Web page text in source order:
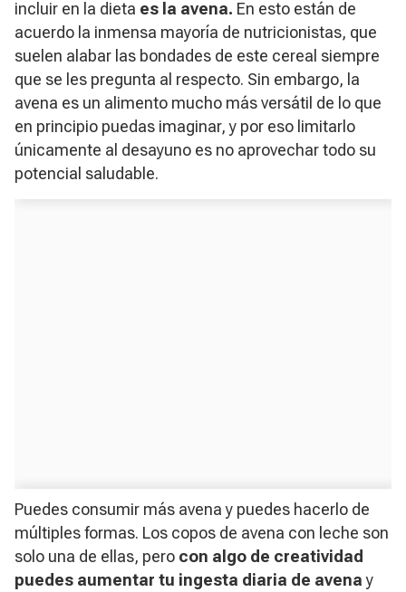
incluir en la dieta es la avena. En esto están de
acuerdo la inmensa mayoría de nutricionistas, que
suelen alabar las bondades de este cereal siempre
que se les pregunta al respecto. Sin embargo, la
avena es un alimento mucho más versátil de lo que
en principio puedas imaginar, y por eso limitarlo
únicamente al desayuno es no aprovechar todo su
potencial saludable.
Puedes consumir más avena y puedes hacerlo de
múltiples formas. Los copos de avena con leche son
solo una de ellas, pero con algo de creatividad
puedes aumentar tu ingesta diaria de avenay